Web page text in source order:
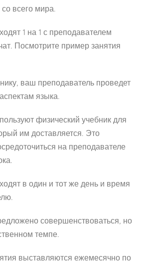
всего мира.
1 на 1 с преподавателем
Посмотрите пример занятия
ваш преподаватель проведет
языка.
физический учебник для
им доставляется. Это
на преподавателе
в один и тот же день и время
совершенствоваться, но
темпе.
выставляются ежемесячно по